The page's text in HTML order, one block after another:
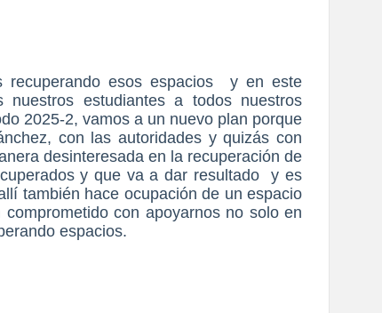
recuperando esos espacios
y en este
nuestros estudiantes a todos nuestros
2025-2, vamos a un nuevo plan porque
con las autoridades y quizás con
desinteresada en la recuperación de
y que va a dar resultado
y es
también hace ocupación de un espacio
con apoyarnos no solo en
espacios.